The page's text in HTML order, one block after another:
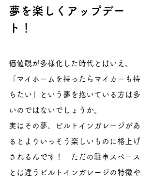
夢を楽しくアップデー
ト！
価値観が多様化した時代とはいえ、
「マイホームを持ったらマイカーも持
ちたい」という夢を抱いている方は多
いのではないでしょうか。
実はその夢、ビルトインガレージがあ
るとよりいっそう楽しいものに格上げ
されるんです！　ただの駐車スペース
とは違うビルトインガレージの特徴や